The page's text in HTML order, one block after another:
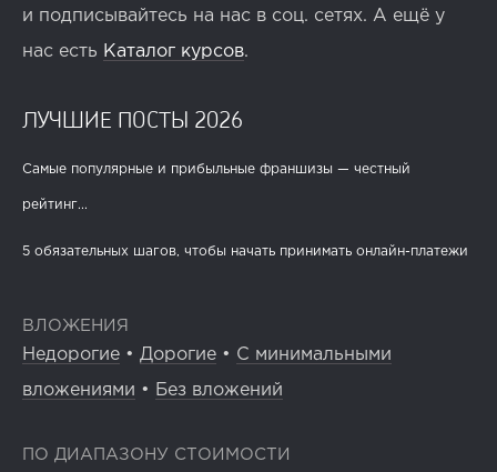
и подписывайтесь на нас в соц. сетях. А ещё у
нас есть Каталог курсов.
ЛУЧШИЕ ПОСТЫ 2026
Самые популярные и прибыльные франшизы — честный
рейтинг...
5 обязательных шагов, чтобы начать принимать онлайн-платежи
ВЛОЖЕНИЯ
Недорогие • Дорогие • С минимальными
вложениями • Без вложений
ПО ДИАПАЗОНУ СТОИМОСТИ